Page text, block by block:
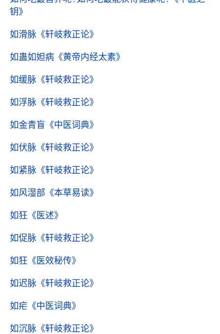
钥》
如滑脉 《轩岐救正论》
如蛊如妲病 《黄帝内经太素》
如缓脉 《轩岐救正论》
如浮脉 《轩岐救正论》
如金青盲 《中医词典》
如伏脉 《轩岐救正论》
如紧脉 《轩岐救正论》
如风湿部 《本草易读》
如狂 《医述》
如促脉 《轩岐救正论》
如狂 《医效秘传》
如迟脉 《轩岐救正论》
如疟 《中医词典》
如沉脉 《轩岐救正论》